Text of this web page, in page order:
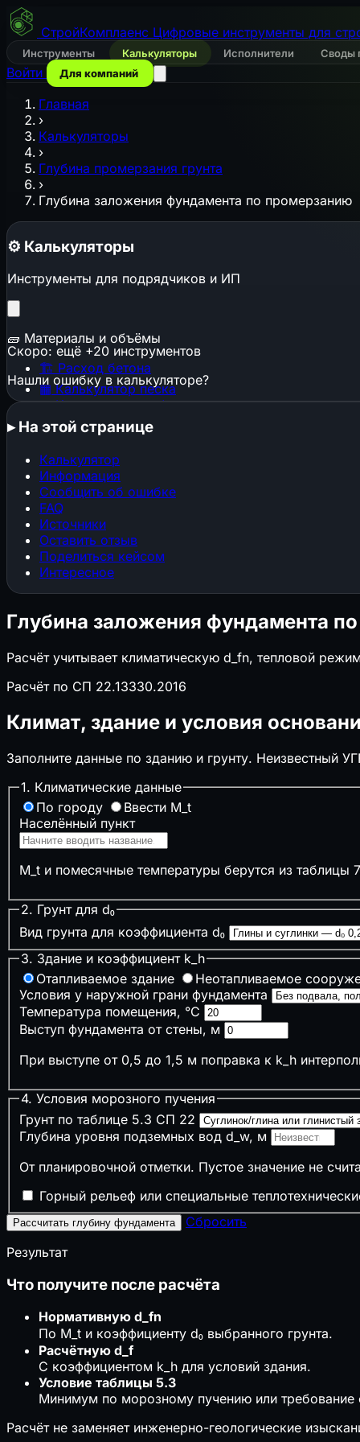
СтройКомплаенс Цифровые инструменты для
Инструменты Калькуляторы Исполнители Своды
Войти Для компаний
Главная
›
Калькуляторы
›
Глубина промерзания грунта
›
Глубина заложения фундамента по промерзанию
⚙️ Калькуляторы
Инструменты для подрядчиков и ИП
🧱 Материалы и объёмы
🏗️ Расход бетона
▦ Калькулятор песка
▦Калькулятор щебня
🕳️Котлован и траншея
🧱Расход кирпича
⬜Газобетон и пеноблоки
🔩Расход арматуры
🎨Расход краски
📜Расход обоев
📐Стяжка пола
🏠Площадь кровли
🏠Кровельные материалы
🧱Клей и затирка для плитки
📐ГКЛ и металлокаркас
▦
Строительные леса
⌖Свайный фундамент
↧Нагрузки на перекрытие
🚗Размер автонавеса
🪜Лестницы
❄️Глубина промерзания
🏔️Несущая способность грунта
❄️Снеговая нагрузка на кровлю
Инженерные системы
▣Септик и выгребная яма
⚡ Сечение кабеля по мощности
⏚Сопротивление заземления (контур)
🔌Электрические нагрузки и трансформаторы
⚙️Компенсация реактивной мощности
🔥Мощность котла отопления
💨Расход воздуха (вентиляция)
♨️Расчёт сауны
Ливнёвка и дождевой сток
Пожарная и промышленная безопасность
🔥Противопожарные расстояния
АКатегория помещения
🏭Признаки опасного производственного
📝Нужен ли наряд-допуск
🌡️Климат, теплотехника и акустика
🌡️ГСОП
💧Точка росы
🔇Звукоизоляция стен
Сметы, закупки и экономика подрядчика
₽НДС 22% (2026)
📋 Взносы ИП
Скоро: ещё +20 инструментов
Нашли ошибку в калькуляторе?
▸На этой странице
Калькулятор
Информация
Сообщить об ошибке
FAQ
Источники
Оставить отзыв
Поделиться кейсом
Интересное
Глубина заложения фундамента
Расчёт учитывает климатическую d_fn, тепловой
Расчёт по СП 22.13330.2016
Климат, здание и условия
Заполните данные по зданию и грунту. Неизвестный
1. Климатические данные
По городу
Ввести M_t
Населённый пункт
M_t и помесячные температуры берутся из таблицы
2. Грунт для d₀
Вид грунта для коэффициента d₀
3. Здание и коэффициент k_h
Отапливаемое здание
Неотапливаемое
Условия у наружной грани фундамента
Температура помещения, °C
Выступ фундамента от стены, м
При выступе от 0,5 до 1,5 м поправка к k_h
4. Условия морозного пучения
Грунт по таблице 5.3 СП 22
Глубина уровня подземных вод d_w, м
От планировочной отметки. Пустое значение не
Горный рельеф или специальные
Рассчитать глубину фундамента
Сбросить
Результат
Что получите после расчёта
Нормативную d_fn
По M_t и коэффициенту d₀ выбранного грунта.
Расчётную d_f
С коэффициентом k_h для условий здания.
Условие таблицы 5.3
Минимум по морозному пучению или требование
Расчёт не заменяет инженерно-геологические